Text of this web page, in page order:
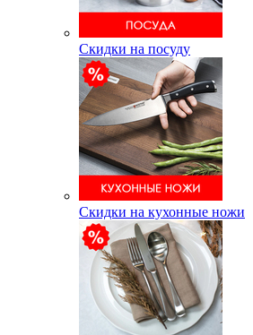
Скидки на посуду
Скидки на кухонные ножи